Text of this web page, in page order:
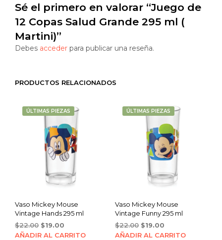
Sé el primero en valorar “Juego de
12 Copas Salud Grande 295 ml (
Martini)”
Debes acceder para publicar una reseña.
PRODUCTOS RELACIONADOS
ÚLTIMAS PIEZAS
Vaso Mickey Mouse
Vintage Hands 295 ml
$22.00 Original
price
$19.00
price
AÑADIR AL CARRITO
ÚLTIMAS PIEZAS
Vaso Mickey Mouse
Vintage Funny 295 ml
$22.00 Original
price
$19.00Current
price
AÑADIR AL CARRITO